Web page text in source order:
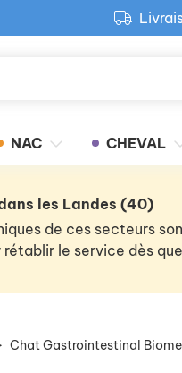
NAC CHEVAL
les Landes (40)
de ces secteurs
le service dès
Chat Gastrointestinal